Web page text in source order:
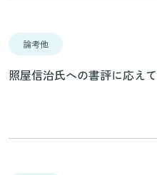
論考他
照屋信治氏への書評に応えて